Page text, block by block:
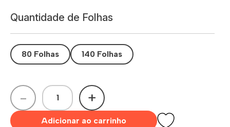
Quantidade de Folhas
80 Folhas 140 Folhas
- +
Adicionar ao carrinho